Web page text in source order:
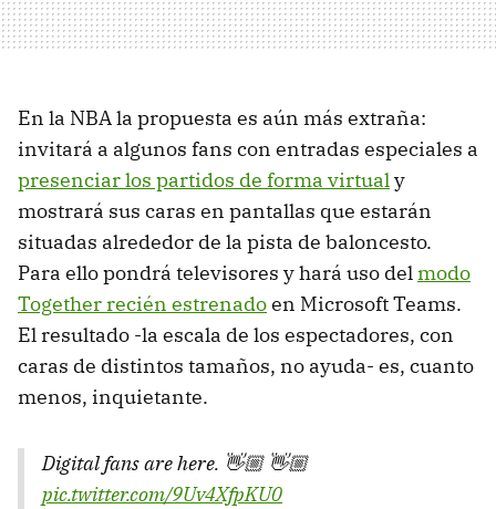
En la NBA la propuesta es aún más extraña:
invitará a algunos fans con entradas especiales a
presenciar los partidos de forma virtualy
mostrará sus caras en pantallas que estarán
situadas alrededor de la pista de baloncesto.
Para ello pondrá televisores y hará uso delmodo
Together recién estrenadoen Microsoft Teams.
El resultado -la escala de los espectadores, con
caras de distintos tamaños, no ayuda- es, cuanto
menos, inquietante.
Digital fans are here. 👋🏼 👋🏼
pic.twitter.com/9Uv4XfpKU0